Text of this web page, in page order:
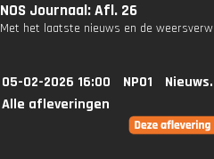
NOS Journaal: Afl. 26
Met het laatste nieuws en de
05-02-2026 16:00 NPO1
Alle afleveringen